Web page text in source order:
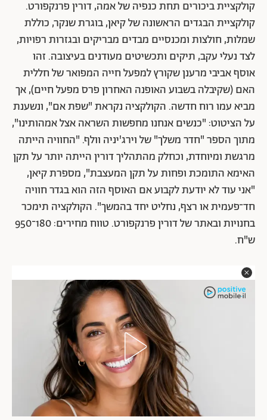
קולקציית ביכורים תחת כנפיה של אמה, דורין פרנקפורט.
קולקציית הבגדים הראשונה של קיאן, בוגרת שנקר, כוללת
שמלות, חולצות ומכנסיים מבדים מבריקים ובגזרות רפויות,
לצד נעלי עקב, תיקים ותכשיטים מעודנים בעיצובה. זהו
אוסף אביבי מרענן שקורץ למפעל חייה המפואר של חללית
האם (שקיבלה בשבוע האופנה האחרון פרס מפעל חיים), אך
מביא עמו רוח חדשה. הקולקציה נקראת "שפת אם", ונשענת
על הציטוט: "כנשים אנחנו מחפשות השראה אצל אמהותינו",
מתוך הספר "חדר משלך" של וירג'יניה וולף. "החוויה הייתה
מרגשת ומיוחדת, וכחלק מהתהליך דורין הייתה יותר על תקן
האימא התומכת ופחות על תקן המעצבת", מספרת קיאן,
"אני עוד לא יודעת לקבוע אם האוסף הזה הוא בגדר חוויה
חד־פעמית או רצף, נחליט יחד בהמשך". הקולקציה תימכר
בחנויות ובאתר של דורין פרנקפורט. טווח מחירים: 180־950
ש"ח.